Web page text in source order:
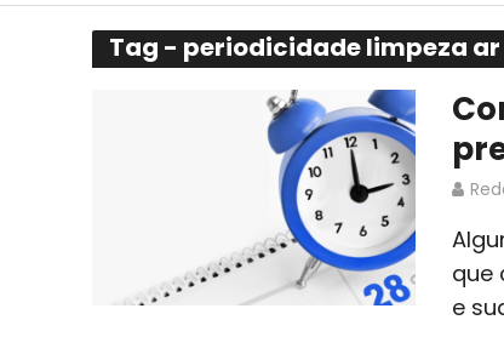
Tag - periodicidade limpeza
que
e